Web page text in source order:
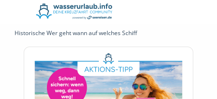
Historische Wer geht wann auf welches Schiff